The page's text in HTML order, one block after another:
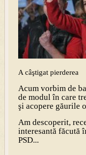
A câştigat pierderea
Acum vorbim de
de modul în care
şi acopere găurile
Am descoperit,
interesantă făcută
PSD...